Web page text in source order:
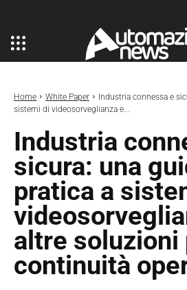
Home White Paper
Industria connessa e
sistemi di videosorveglianza e...
Industria
sicura: una
pratica a
altre soluzioni
continuità